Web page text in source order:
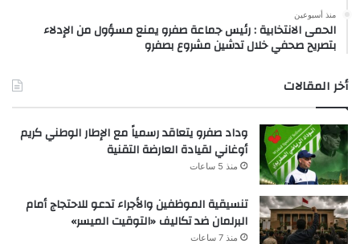
منذ أسبوعين
الحمى الانتخابية : رئيس جماعة صفرو يمنع مسؤول من الإدلاء
بتصريح صحفي خلال تدشين مشروع بصفرو
أخر المقالات
وداد صفرو يتعاقد رسمياً مع الإطار الوطني كريم
أوغاني لقيادة العارضة التقنية
منذ 5 ساعات
تنسيقية الموظفين والأجراء تدعو للاحتجاج أمام
البرلمان ضد تكاليف «التوقيت الميسر»
منذ 7 ساعات